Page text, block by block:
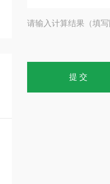
请输入计算结果（填